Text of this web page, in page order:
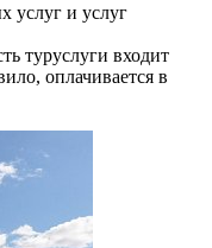
услуг и услуг
туруслуги входит
оплачивается в